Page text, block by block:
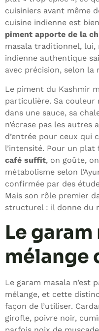
cuisiniers avant même
cuisine indienne est
piment apporte de la
masala traditionnel, lui,
indienne authentique
avec précision, selon la
Le piment du Kashmir
particulière. Sa couleur
dans une sauce, sa
n’écrase pas les autres
d’entrée pour ceux qui
l’intensité. Pour un plat
café suffit, on goûte,
métabolisme selon
confirmée par des
Mais son rôle premier
structurel : il donne du
Le garam
mélange
Le garam masala n’est
mélange, et cette
façon de l’utiliser.
girofle, poivre noir,